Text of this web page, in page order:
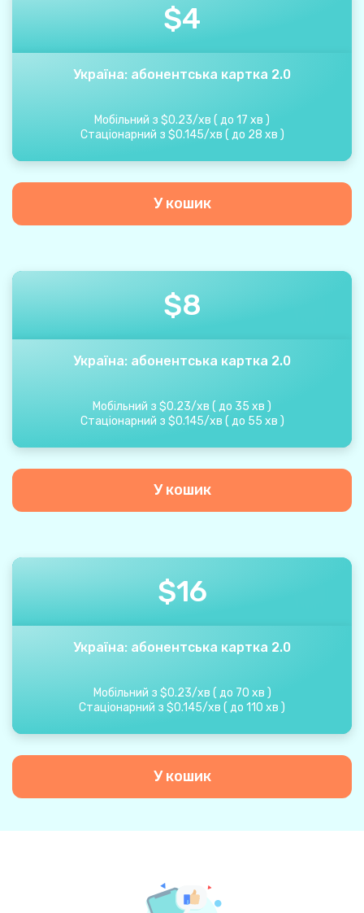
$4
Україна: абонентська картка 2.0
Мобільний з $0.23/хв ( до 17 хв )
Стаціонарний з $0.145/хв ( до 28 хв )
У кошик
$8
Україна: абонентська картка 2.0
Мобільний з $0.23/хв ( до 35 хв )
Стаціонарний з $0.145/хв ( до 55 хв )
У кошик
$16
Україна: абонентська картка 2.0
Мобільний з $0.23/хв ( до 70 хв )
Стаціонарний з $0.145/хв ( до 110 хв )
У кошик